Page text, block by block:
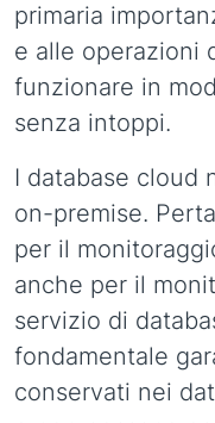
primaria
e alle operazioni
funzionare in
senza intoppi.
I database cloud
on-premise.
per il
anche per il
servizio di
fondamentale
conservati nei